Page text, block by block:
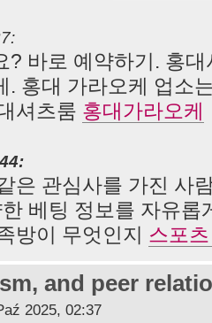
? 바로 예약하기. 홍
. 홍대 가라오케 업소
셔츠룸 홍대가라오케
은 관심사를 가진 사
베팅 정보를 자유롭
방이 무엇인지 스포
and peer
2025, 02:37